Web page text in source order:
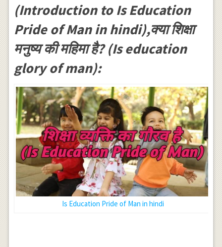
(Introduction to Is Education
Pride of Man in hindi),क्या शिक्षा
मनुष्य की महिमा है? (Is education
glory of man):
Is Education Pride of Man in hindi